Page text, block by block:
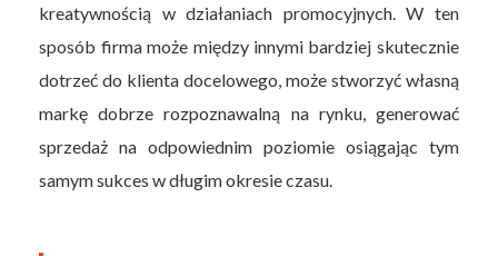
kreatywnością w działaniach promocyjnych. W ten
sposób firma może między innymi bardziej skutecznie
dotrzeć do klienta docelowego, może stworzyć własną
markę dobrze rozpoznawalną na rynku, generować
sprzedaż na odpowiednim poziomie osiągając tym
samym sukces w długim okresie czasu.